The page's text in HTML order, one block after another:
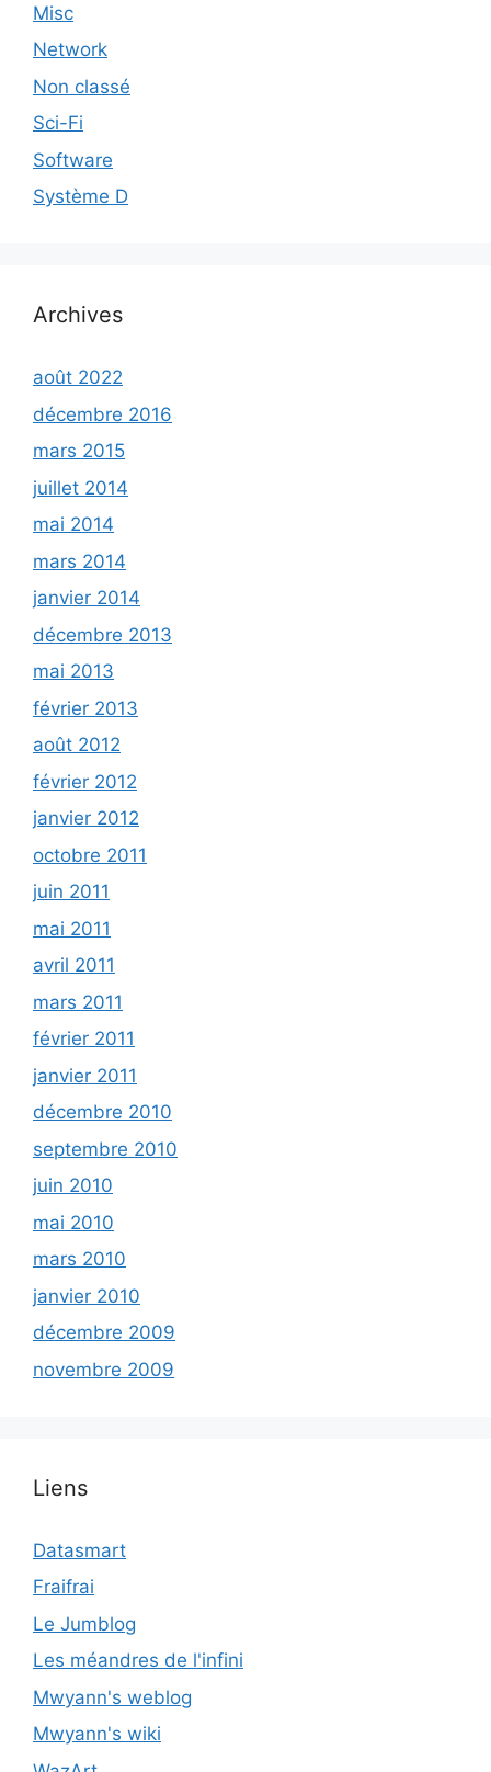
Misc
Network
Non classé
Sci-Fi
Software
Système D
Archives
août 2022
décembre 2016
mars 2015
juillet 2014
mai 2014
mars 2014
janvier 2014
décembre 2013
mai 2013
février 2013
août 2012
février 2012
janvier 2012
octobre 2011
juin 2011
mai 2011
avril 2011
mars 2011
février 2011
janvier 2011
décembre 2010
septembre 2010
juin 2010
mai 2010
mars 2010
janvier 2010
décembre 2009
novembre 2009
Liens
Datasmart
Fraifrai
Le Jumblog
Les méandres de l'infini
Mwyann's weblog
Mwyann's wiki